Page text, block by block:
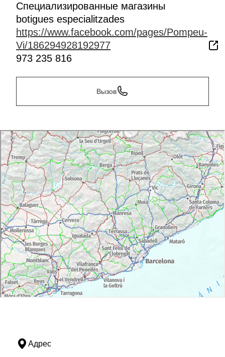
Специализированные магазины
botigues especialitzades
https://www.facebook.com/pages/Pompeu-
Vi/186294928192977
973 235 816
Вызов
Адрес